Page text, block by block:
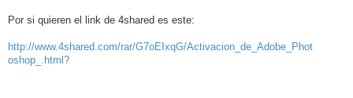
Por si quieren el link de 4shared es este:
http://www.4shared.com/rar/G7oEIxqG/Activacion_de_Adobe_Phot
oshop_.html?